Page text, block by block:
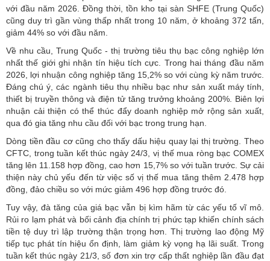
với đầu năm 2026. Đồng thời, tồn kho tại sàn SHFE (Trung Quốc)
cũng duy trì gần vùng thấp nhất trong 10 năm, ở khoảng 372 tấn,
giảm 44% so với đầu năm.
Về nhu cầu, Trung Quốc - thị trường tiêu thụ bạc công nghiệp lớn
nhất thế giới ghi nhận tín hiệu tích cực. Trong hai tháng đầu năm
2026, lợi nhuận công nghiệp tăng 15,2% so với cùng kỳ năm trước.
Đáng chú ý, các ngành tiêu thụ nhiều bạc như sản xuất máy tính,
thiết bị truyền thông và điện tử tăng trưởng khoảng 200%. Biên lợi
nhuận cải thiện có thể thúc đẩy doanh nghiệp mở rộng sản xuất,
qua đó gia tăng nhu cầu đối với bạc trong trung hạn.
Dòng tiền đầu cơ cũng cho thấy dấu hiệu quay lại thị trường. Theo
CFTC, trong tuần kết thúc ngày 24/3, vị thế mua ròng bạc COMEX
tăng lên 11.158 hợp đồng, cao hơn 15,7% so với tuần trước. Sự cải
thiện này chủ yếu đến từ việc số vị thế mua tăng thêm 2.478 hợp
đồng, đảo chiều so với mức giảm 496 hợp đồng trước đó.
Tuy vậy, đà tăng của giá bạc vẫn bị kìm hãm từ các yếu tố vĩ mô.
Rủi ro lạm phát và bối cảnh địa chính trị phức tạp khiến chính sách
tiền tệ duy trì lập trường thận trọng hơn. Thị trường lao động Mỹ
tiếp tục phát tín hiệu ổn định, làm giảm kỳ vọng hạ lãi suất. Trong
tuần kết thúc ngày 21/3, số đơn xin trợ cấp thất nghiệp lần đầu đạt